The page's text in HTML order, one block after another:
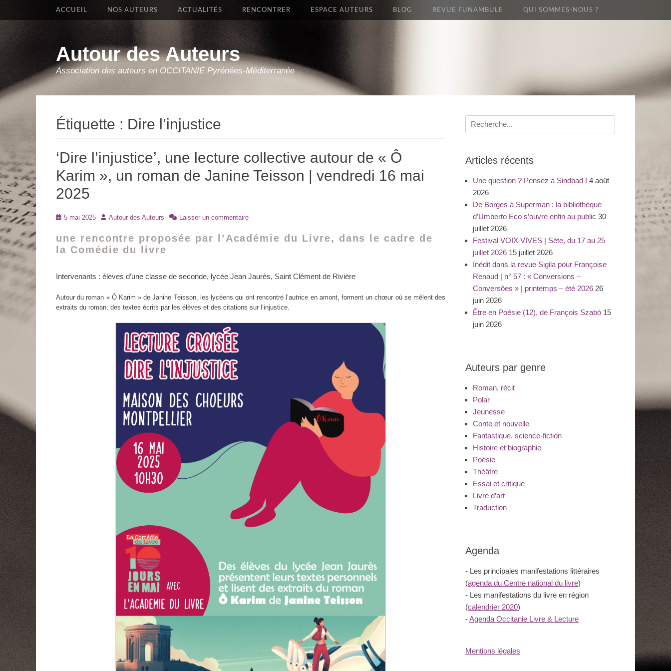
Autour des Auteurs
Association des auteurs en OCCITANIE Pyrénées-Méditerranée
Premier Menu
Aller
ACCUEIL NOS AUTEURS ACTUALITÉS RENCONTRER ESPACE AUTEURS BLOG REVUE FUNAMBULE QUI SOMMES-NOUS ?
Étiquette : Dire l’injustice
‘Dire l’injustice’, une lecture collective autour de « Ô
Karim », un roman de Janine Teisson | vendredi 16 mai
2025
Posté5 mai 2025 Auteur
Autour des Auteurs Laisser un commentaire
une rencontre proposée par l’Académie du Livre, dans le cadre de
la Comédie du livre
Intervenants : élèves d’une classe de seconde, lycée Jean Jaurès, Saint Clément de Rivière
Autour du roman « Ô Karim » de Janine Teisson, les lycéens qui ont rencontré l’autrice en amont, forment un chœur où se mêlent des
extraits du roman, des textes écrits par les élèves et des citations sur l’injustice.
Recherche
pour
Articles récents
Une question ? Pensez à Sindbad ! 4 août
2026
De Borges à Superman : la bibliothèque
d’Umberto Eco s’ouvre enfin au public 30
juillet 2026
Festival VOIX VIVES | Sète, du 17 au 25
juillet 2026 15 juillet 2026
Inédit dans la revue Sigila pour Françoise
Renaud | n° 57 : « Conversions –
Conversões » | printemps – été 2026 26
juin 2026
Être en Poésie (12), de François Szabó 15
juin 2026
Auteurs par genre
Roman, récit
Polar
Jeunesse
Conte et nouvelle
Fantastique, science-fiction
Histoire et biographie
Poésie
Théâtre
Essai et critique
Livre d’art
Traduction
Agenda
- Les principales manifestations littéraires
(agenda du Centre national du livre)
- Les manifestations du livre en région
(calendrier 2020)
-Agenda Occitanie Livre & Lecture
Mentions légales